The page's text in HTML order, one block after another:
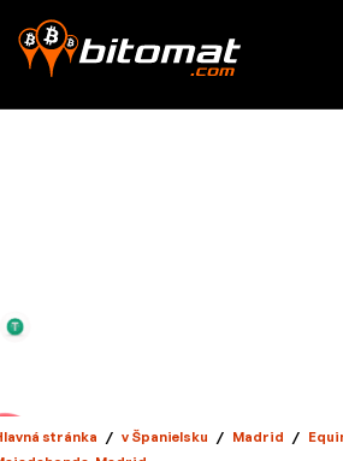
stránka / v Španielsku / Madrid /